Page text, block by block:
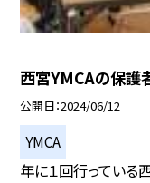
西宮YMCAの保護
公開日 2024/06/12
YMCA
年に１回行っている